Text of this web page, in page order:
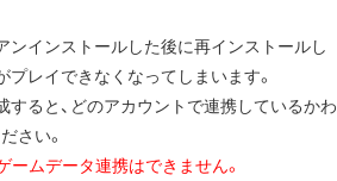
ンインストールした後に再インストールし
レイできなくなってしまいます。
ると、どのアカウントで連携しているかわ
さい。
ムデータ連携はできません。